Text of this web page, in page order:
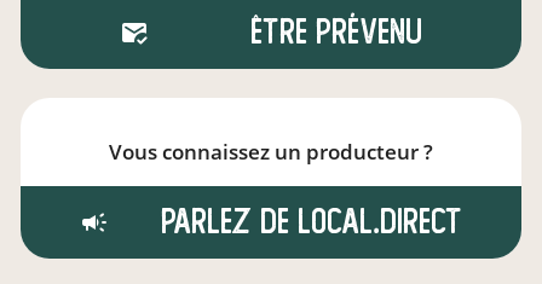
Être prévenu
Vous connaissez un producteur ?
Parlez de local.direct